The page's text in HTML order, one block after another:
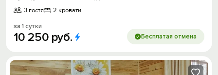
3 гостя
2 кровати
за 1 сутки
10 250 руб. Бесплатая отмена